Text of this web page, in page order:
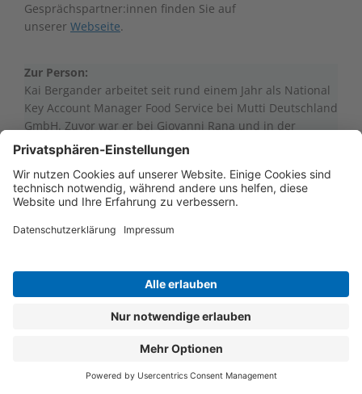
Gesprächspartner:innen finden Sie auf
unserer Webseite.
Zur Person:
Kai Bergander arbeitet seit rund einem Jahr als National
Key Account Manager Food Service bei Mutti Deutschland
GmbH. Zuvor war er bei Giovanni Rana und in der
Backindustrie tätig. Das Thema Food begleitet ihn seit
jeher – ursprünglich stammt er aus einer Bäckereifamilie.
Früchtchen des Monats: